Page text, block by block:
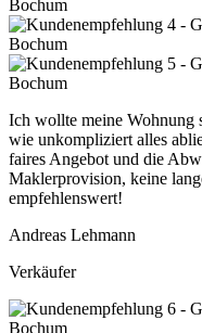
Ich wollte meine Wohnung
wie unkompliziert alles
faires Angebot und die
Maklerprovision, keine
empfehlenswert!
Andreas Lehmann
Verkäufer